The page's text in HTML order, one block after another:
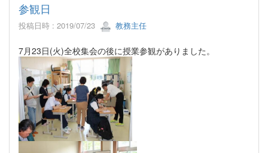
参観日
投稿日時 : 2019/07/23 教務主任
7月23日(火)全校集会の後に授業参観がありました。